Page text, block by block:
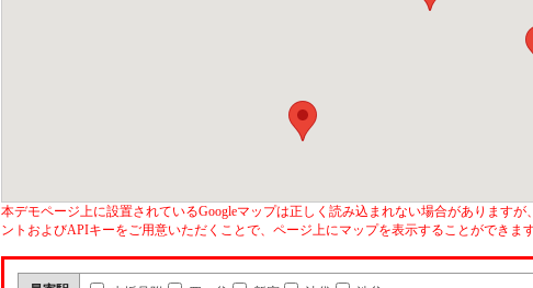
本デモページ上に設置されているGoogleマップは正しく読み込まれない場合がありますが
ントおよびAPIキーをご用意いただくことで、ページ上にマップを表示することができます